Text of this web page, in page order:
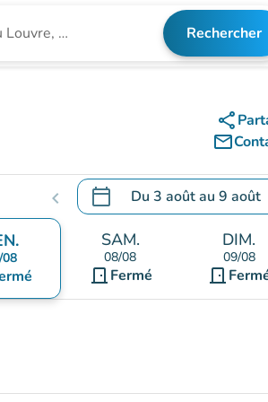
Rechercher
share
mail_outline
chevron_left calendar_today Du 3 aoûtau 9 août
.Ouvrir le calendrier pour
SAM.
08/08
door_front Fermé
DIM.
09/08
door_front